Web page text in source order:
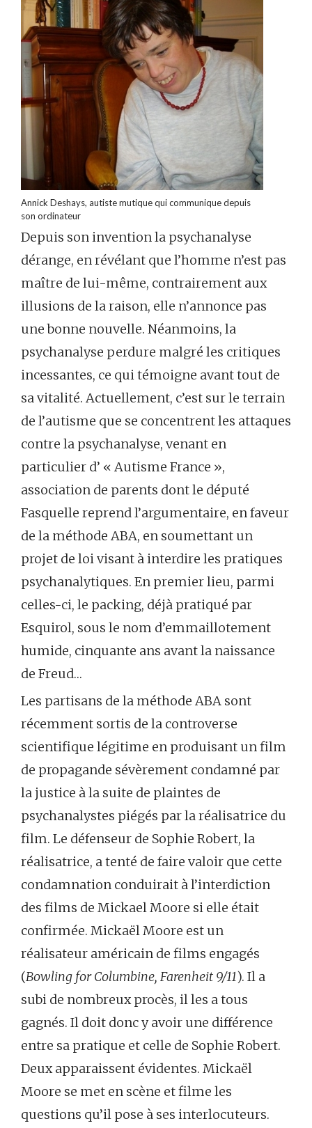
Annick Deshays, autiste mutique qui communique depuis
son ordinateur
Depuis son invention la psychanalyse
dérange, en révélant que l’homme n’est pas
maître de lui-même, contrairement aux
illusions de la raison, elle n’annonce pas
une bonne nouvelle. Néanmoins, la
psychanalyse perdure malgré les critiques
incessantes, ce qui témoigne avant tout de
sa vitalité. Actuellement, c’est sur le terrain
de l’autisme que se concentrent les attaques
contre la psychanalyse, venant en
particulier d’ « Autisme France »,
association de parents dont le député
Fasquelle reprend l’argumentaire, en faveur
de la méthode ABA, en soumettant un
projet de loi visant à interdire les pratiques
psychanalytiques. En premier lieu, parmi
celles-ci, le packing, déjà pratiqué par
Esquirol, sous le nom d’emmaillotement
humide, cinquante ans avant la naissance
de Freud…
Les partisans de la méthode ABA sont
récemment sortis de la controverse
scientifique légitime en produisant un film
de propagande sévèrement condamné par
la justice à la suite de plaintes de
psychanalystes piégés par la réalisatrice du
film. Le défenseur de Sophie Robert, la
réalisatrice, a tenté de faire valoir que cette
condamnation conduirait à l’interdiction
des films de Mickael Moore si elle était
confirmée. Mickaël Moore est un
réalisateur américain de films engagés
(Bowling for Columbine, Farenheit 9/11). Il a
subi de nombreux procès, il les a tous
gagnés. Il doit donc y avoir une différence
entre sa pratique et celle de Sophie Robert.
Deux apparaissent évidentes. Mickaël
Moore se met en scène et filme les
questions qu’il pose à ses interlocuteurs.